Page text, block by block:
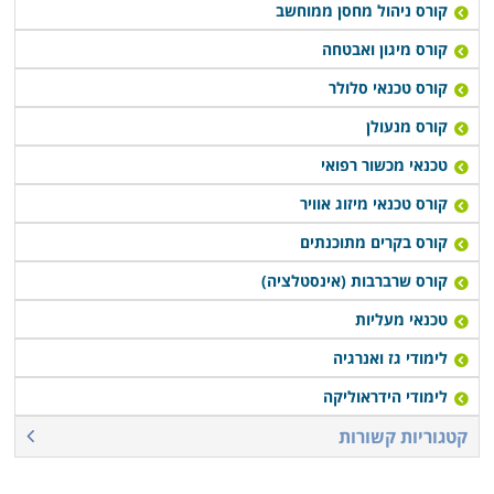
בתחום עם סיום הלימודים, או רכישת יסודות עסקיים
ושיווקיים שיעזרו לבוגרים לנהל עסק עצמאי זעיר.
קורס טכנאי מכשירי חשמל מתקיים במספר מקומות לימוד
ברחבי הארץ: חיפה, תל אביב, רמת גן, נתניה, פתח תקווה,
כפר סבא ובעוד מספר מקומות אחרים, כך שכמעט כל מי
שרוצה ללמוד קורס מבוקש זה יוכל לעשות זאת בנוחות
בקרבת אזור מגוריו.
קורס ניהול מחסן ממוחשב
קורס מיגון ואבטחה
קורס טכנאי סלולר
קורס מנעולן
טכנאי מכשור רפואי
קורס טכנאי מיזוג אוויר
קורס בקרים מתוכנתים
קורס שרברבות (אינסטלציה)
טכנאי מעליות
לימודי גז ואנרגיה
לימודי הידראוליקה
קטגוריות קשורות